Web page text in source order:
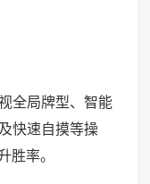
全局牌型、智能
快速自摸等操
胜率。